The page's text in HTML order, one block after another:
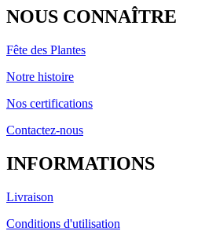
NOUS CONNAÎTRE
Fête des Plantes
Notre histoire
Nos certifications
Contactez-nous
INFORMATIONS
Livraison
Conditions d'utilisation